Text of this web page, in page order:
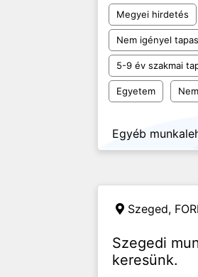
Megyei hirdetés
Nem igényel
5-9 év szakmai
Egyetem
Egyéb
Szeged,
Szegedi
keresünk.